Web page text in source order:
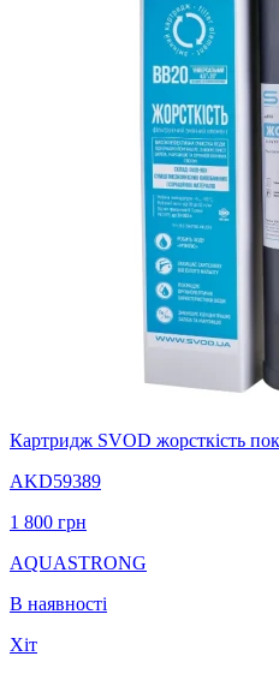
Картридж SVOD жорсткість
AKD59389
1 800 грн
AQUASTRONG
В наявності
Хіт